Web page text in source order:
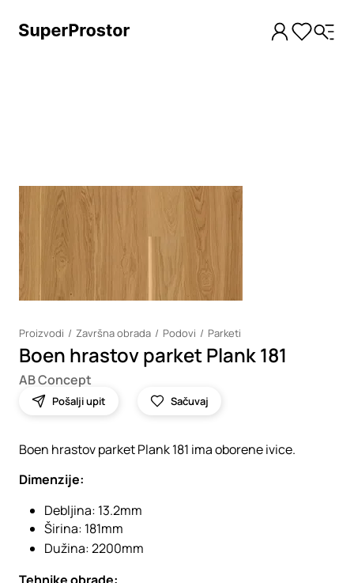
Proizvodi Završna obrada Podovi Parketi
Boen hrastov parket Plank 181
AB Concept
Pošalji upit Sačuvaj
Boen hrastov parket Plank 181 ima oborene ivice.
Dimenzije:
Debljina: 13.2mm
Širina: 181mm
Dužina: 2200mm